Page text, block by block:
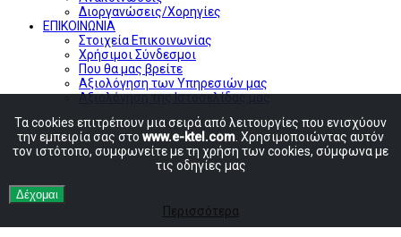
Διοργανώσεις/Χορηγίες
ΕΠΙΚΟΙΝΩΝΙΑ
Στοιχεία Επικοινωνίας
Χρήσιμοι Σύνδεσμοι
Που θα μας βρείτε
Αξιολόγηση των Υπηρεσιών μας
Αξιολόγηση της Ιστοσελίδας μας
Τα cookies επιτρέπουν μια σειρά από λειτουργίες που ενισχύουν
την εμπειρία σας στο www.e-ktel.com . Χρησιμοποιώντας αυτόν
τον ιστότοπο, συμφωνείτε με τη χρήση των cookies, σύμφωνα με
τις οδηγίες μας
Δέχομαι
Περισσότερα